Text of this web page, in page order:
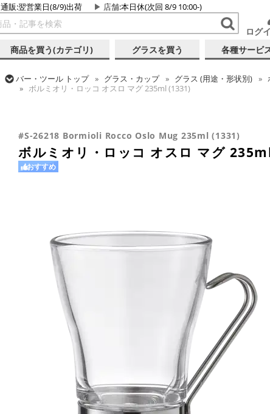
通販:翌営業日(8/9)出荷 店舗:本日休(次回 8/9 10:00-)
ログ
商品を買う(カテゴリ) グラスを買う 各種サービ
バー・ツール トップ グラス・カップ グラス (用途・形状別)
ボルミオリ・ロッコ オスロ マグ 235ml (1331)
#S-26218 Bormioli Rocco Oslo Mug 235ml (1331)
ボルミオリ・ロッコ オスロ マグ
おすすめ